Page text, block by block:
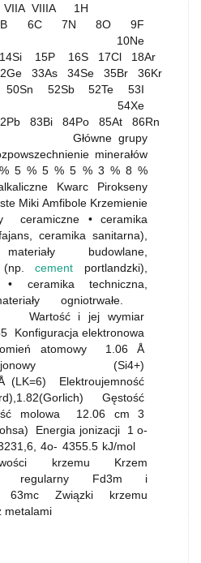
VIIA VIIIA 1H
6C 7N 8O 9F
15P 16S 17Cl 18Ar
33As 34Se 35Br 36Kr
52Sb 52Te 53I
83Bi 84Po 85At 86Rn
grupy
minerałów
5 % 5 % 5 % 3 % 8 %
Kwarc Pirokseny
Miki Amfibole Krzemienie
ceramiczne • ceramika
ceramika sanitarna),
budowlane,
(np.cement portlandzki),
ceramika techniczna,
ogniotrwałe.
Wartość i jej wymiar
Konfiguracja elektronowa
atomowy 1.06 Å
(Si4+)
(LK=6) Elektroujemność
Gęstość
molowa 12.06 cm 3
Energia jonizacji 1 o-
4o- 4355.5 kJ/mol
krzemu Krzem
regularny Fd3m i
Związki krzemu
metalami